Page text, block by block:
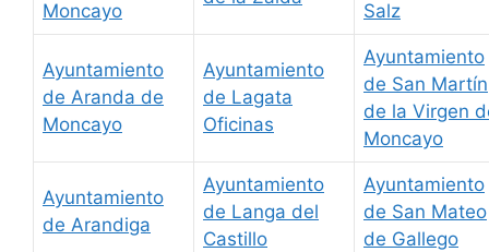
Moncayo
Salz
Ayuntamiento
de Aranda de
Moncayo
Ayuntamiento
de Lagata
Oficinas
Ayuntamiento
de San Martín
de la Virgen
Moncayo
Ayuntamiento
de Arandiga
Ayuntamiento
de Langa del
Castillo
Ayuntamiento
de San Mateo
de Gallego